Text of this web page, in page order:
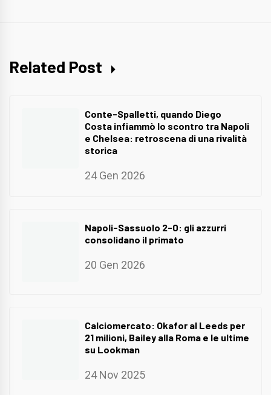
Related Post
Conte-Spalletti, quando Diego
Costa infiammò lo scontro tra Napoli
e Chelsea: retroscena di una rivalità
storica
24 Gen 2026
Napoli-Sassuolo 2-0: gli azzurri
consolidano il primato
20 Gen 2026
Calciomercato: Okafor al Leeds per
21 milioni, Bailey alla Roma e le ultime
su Lookman
24 Nov 2025